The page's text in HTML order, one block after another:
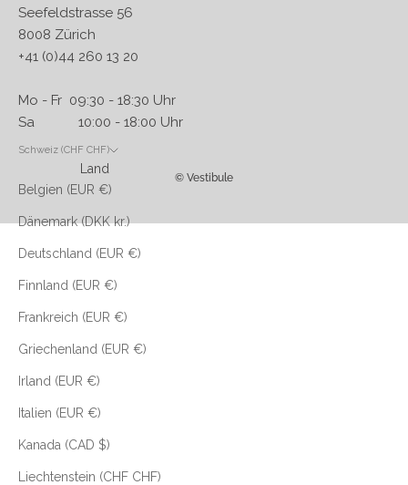
Seefeldstrasse 56
8008 Zürich
+41 (0)44 260 13 20
Mo - Fr 09:30 - 18:30 Uhr
Sa 10:00 - 18:00 Uhr
Schweiz (CHF CHF)
Land
Belgien (EUR €)
Dänemark (DKK kr.)
Deutschland (EUR €)
Finnland (EUR €)
Frankreich (EUR €)
Griechenland (EUR €)
Irland (EUR €)
Italien (EUR €)
Kanada (CAD $)
Liechtenstein (CHF CHF)
© Vestibule